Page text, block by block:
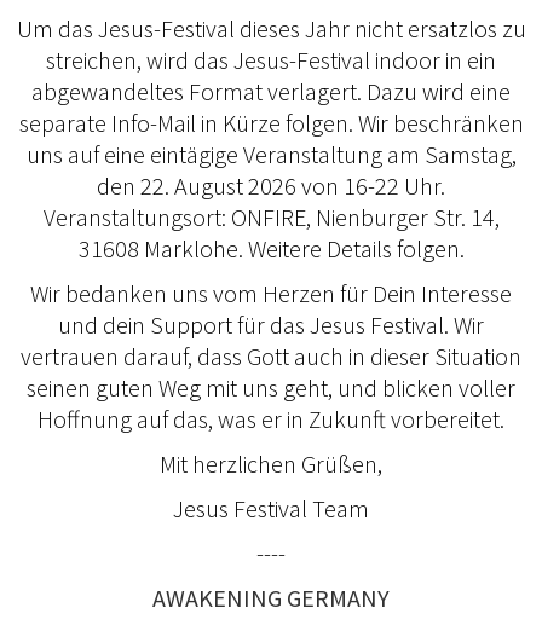
Um das Jesus-Festival dieses Jahr nicht ersatzlos zu
streichen, wird das Jesus-Festival indoor in ein
abgewandeltes Format verlagert. Dazu wird eine
separate Info-Mail in Kürze folgen. Wir beschränken
uns auf eine eintägige Veranstaltung am Samstag,
den 22. August 2026 von 16-22 Uhr.
Veranstaltungsort: ONFIRE, Nienburger Str. 14,
31608 Marklohe. Weitere Details folgen.
Wir bedanken uns vom Herzen für Dein Interesse
und dein Support für das Jesus Festival. Wir
vertrauen darauf, dass Gott auch in dieser Situation
seinen guten Weg mit uns geht, und blicken voller
Hoffnung auf das, was er in Zukunft vorbereitet.
Mit herzlichen Grüßen,
Jesus Festival Team
----
AWAKENING GERMANY